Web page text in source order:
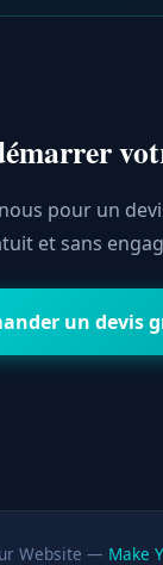
pour un
et sans
un devis
Website — Make